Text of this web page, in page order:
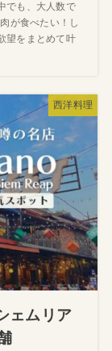
でも、大人数で
が食べたい！し
望をまとめて叶
西洋料理
ェムリア